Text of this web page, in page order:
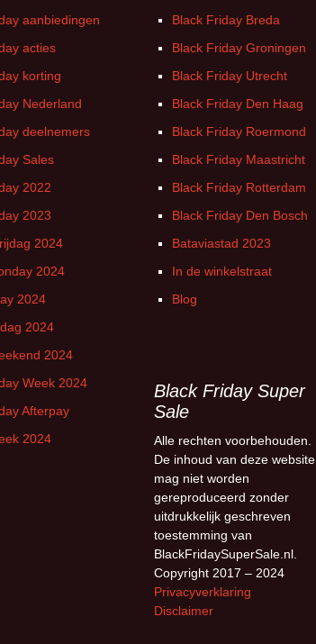
aanbiedingen
acties
korting
Nederland
deelnemers
Sales
2022
2023
2024
2024
2024
2024
2024
Week 2024
Afterpay
2024
Black Friday Breda
Black Friday Groningen
Black Friday Utrecht
Black Friday Den Haag
Black Friday Roermond
Black Friday Maastricht
Black Friday Rotterdam
Black Friday Den Bosch
Bataviastad 2023
In de winkelstraat
Blog
Black Friday Super
Sale
Alle rechten voorbehouden.
De inhoud van deze website
mag niet worden
gereproduceerd zonder
uitdrukkelijk geschreven
toestemming van
BlackFridaySuperSale.nl.
Copyright 2017 – 2024
Privacyverklaring
Disclaimer